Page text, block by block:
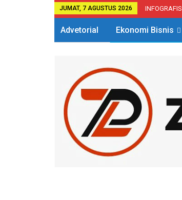
JUMAT, 7 AGUSTUS 2026 INFOGRAFIS
Advetorial Ekonomi Bisnis